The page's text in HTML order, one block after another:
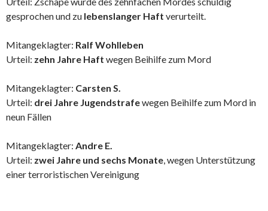
gesprochen und zu lebenslanger Haft verurteilt.
Mitangeklagter: Ralf Wohlleben
Urteil: zehn Jahre Haft wegen Beihilfe zum Mord
Mitangeklagter: Carsten S.
Urteil: drei Jahre Jugendstrafewegen Beihilfe zum Mord in
neun Fällen
Mitangeklagter: Andre E.
Urteil: zwei Jahre und sechs Monate, wegen Unterstützung
einer terroristischen Vereinigung